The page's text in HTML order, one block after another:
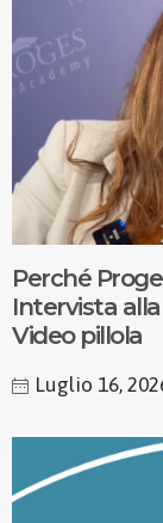
Perché
Intervista
Video pillola
Luglio 16,